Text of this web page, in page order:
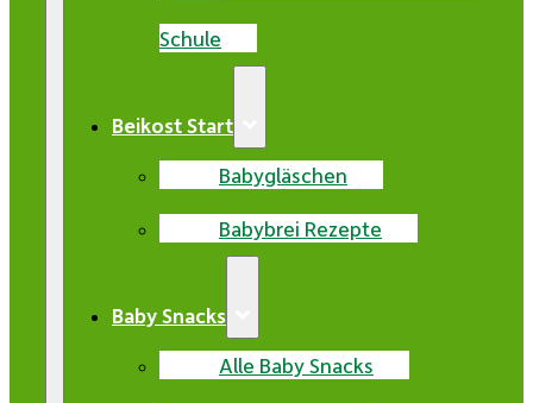
Schule
Beikost Start
Babygläschen
Babybrei Rezepte
Baby Snacks
Alle Baby Snacks